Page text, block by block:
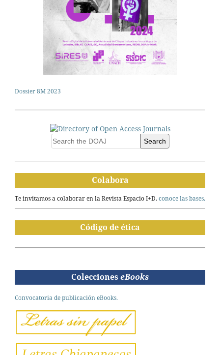
Dossier 8M 2023
Search
Colabora
Te invitamos a colaborar en la Revista Espacio I+D,conoce las bases.
Código de ética
Colecciones eBooks
Convocatoria de publicación eBooks.